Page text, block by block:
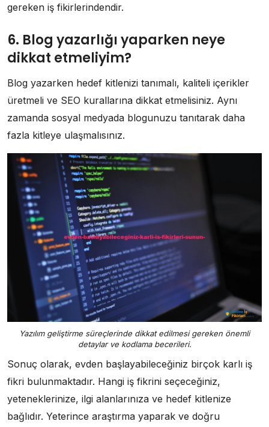
gereken iş fikirlerindendir.
6. Blog yazarlığı yaparken neye
dikkat etmeliyim?
Blog yazarken hedef kitlenizi tanımalı, kaliteli içerikler
üretmeli ve SEO kurallarına dikkat etmelisiniz. Aynı
zamanda sosyal medyada blogunuzu tanıtarak daha
fazla kitleye ulaşmalısınız.
Yazılım geliştirme süreçlerinde dikkat edilmesi gereken önemli
detaylar ve kodlama becerileri.
Sonuç olarak, evden başlayabileceğiniz birçok karlı iş
fikri bulunmaktadır. Hangi iş fikrini seçeceğiniz,
yeteneklerinize, ilgi alanlarınıza ve hedef kitlenize
bağlıdır. Yeterince araştırma yaparak ve doğru